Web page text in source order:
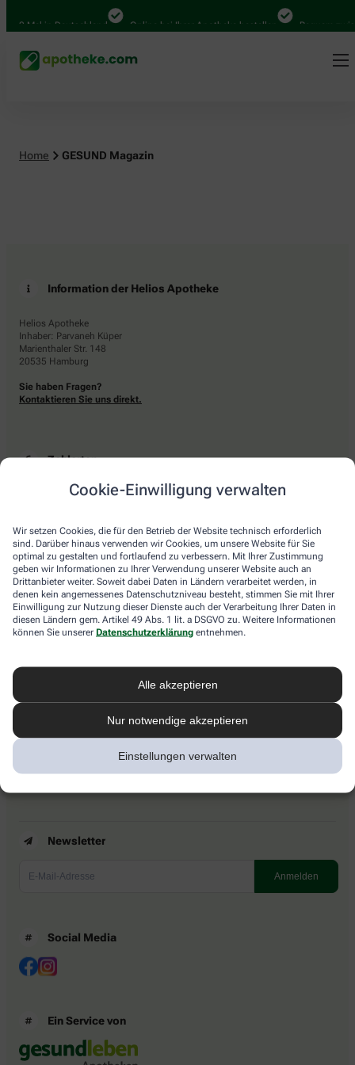
Cookie-Einwilligung verwalten
Wir setzen Cookies, die für den Betrieb der Website technisch erforderlich
sind. Darüber hinaus verwenden wir Cookies, um unsere Website für Sie
optimal zu gestalten und fortlaufend zu verbessern. Mit Ihrer Zustimmung
geben wir Informationen zu Ihrer Verwendung unserer Website auch an
Drittanbieter weiter. Soweit dabei Daten in Ländern verarbeitet werden, in
denen kein angemessenes Datenschutzniveau besteht, stimmen Sie mit Ihrer
Einwilligung zur Nutzung dieser Dienste auch der Verarbeitung Ihrer Daten in
diesen Ländern gem. Artikel 49 Abs. 1 lit. a DSGVO zu. Weitere Informationen
können Sie unserer Datenschutzerklärung entnehmen.
Alle akzeptieren
Nur notwendige akzeptieren
Einstellungen verwalten
Mal in Deutschland Online bei Ihrer Apotheke bestellen Bequem
Home GESUND Magazin
Information der Helios Apotheke
Helios Apotheke
Inhaber: Parvaneh Küper
Marienthaler Str. 148
20535 Hamburg
Sie haben Fragen?
Kontaktieren Sie uns direkt.
Zahlarten
Bar oder mit einer anderen akzeptierten Zahlungsart Ihrer Apotheke vor Ort.
Lieferarten
Abholung in der Apotheke
Botendienstlieferung
apotheke.com Informationen
Newsletter
Barrierefreiheitserklärung
Newsletter
Social Media
Ein Service von